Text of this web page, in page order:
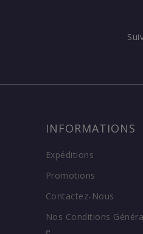
INFORMATIONS
Expéditions
Promotions
Contactez-Nous
Nos Conditions
E